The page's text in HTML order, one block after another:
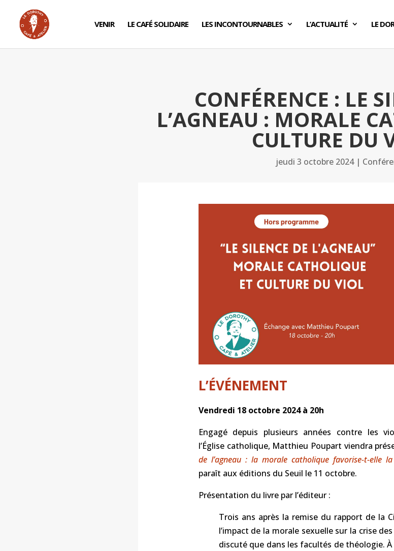
VENIR LE CAFÉ SOLIDAIRE LES INCONTOURNABLES L’ACTUALITÉ LE
CONFÉRENCE : LE
L’AGNEAU : MORALE
CULTURE DU
jeudi 3 octobre 2024|
L’ÉVÉNEMENT
Vendredi 18 octobre 2024 à 20h
Engagé depuis plusieurs années contre les
l’Église catholique, Matthieu Poupart viendra
de l’agneau : la morale catholique favorise-t-elle
paraît aux éditions du Seuil le 11 octobre.
Présentation du livre par l’éditeur :
Trois ans après la remise du rapport de la
l’impact de la morale sexuelle sur la crise des
discuté que dans les facultés de théologie.